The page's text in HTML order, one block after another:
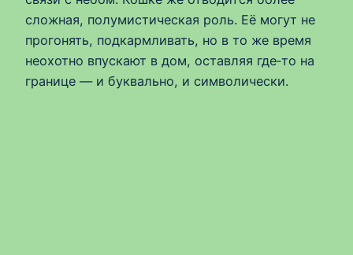
сложная, полумистическая роль. Её могут не
прогонять, подкармливать, но в то же время
неохотно впускают в дом, оставляя где‑то на
границе — и буквально, и символически.